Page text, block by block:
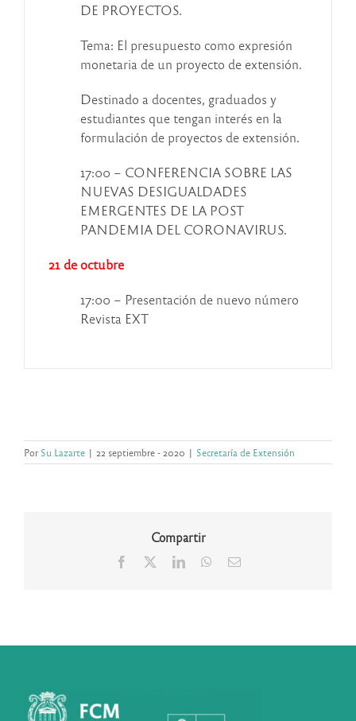
DE PROYECTOS.
Tema: El presupuesto como expresión
monetaria de un proyecto de extensión.
Destinado a docentes, graduados y
estudiantes que tengan interés en la
formulación de proyectos de extensión.
17:00 – CONFERENCIA SOBRE LAS
NUEVAS DESIGUALDADES
EMERGENTES DE LA POST
PANDEMIA DEL CORONAVIRUS.
21 de octubre
17:00 – Presentación de nuevo número
Revista EXT
PorSu Lazarte | 22 septiembre - 2020 | Secretaría de Extensión
Compartir
Facebook LinkedInWhatsApp
Correo